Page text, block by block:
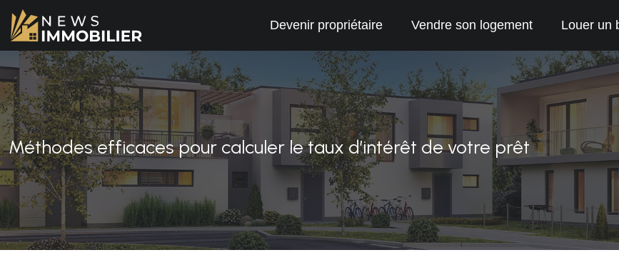
Devenir propriétaire Vendre son logement Louer un
Méthodes efficaces pour calculer le taux d’intérêt de votre prêt